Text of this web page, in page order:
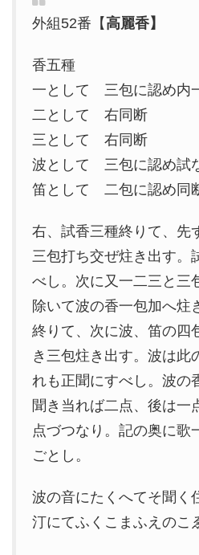
外組52番【高麗香】
香五種
一として 三包に認め内
二として 右同断
三として 右同断
波として 三包に認め試
笛として 二包に認め同
右、試香三種終りて、先
三包打ち交ぜ炷き出す。
べし。次に又一二三と三
除いて波の香一包加へ炷
終りて、次に波、笛の四
き三包炷き出す。波は此
れも正聞にすべし。波の
聞き当れば二点、後は一
点づつなり。記の奥に歌
ごとし。
波の音にたくへてそ聞く
汀にてふくこまふえのこ